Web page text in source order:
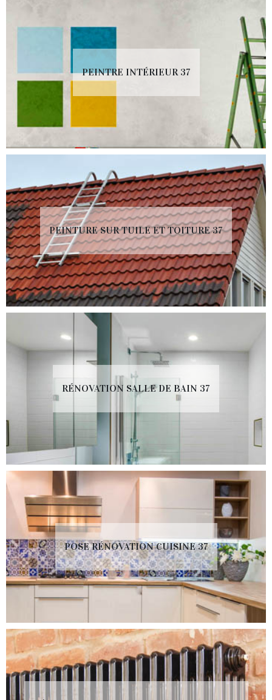
PEINTRE INTÉRIEUR 37
PEINTURE SUR TUILE ET TOITURE 37
RÉNOVATION SALLE DE BAIN 37
POSE RÉNOVATION CUISINE 37